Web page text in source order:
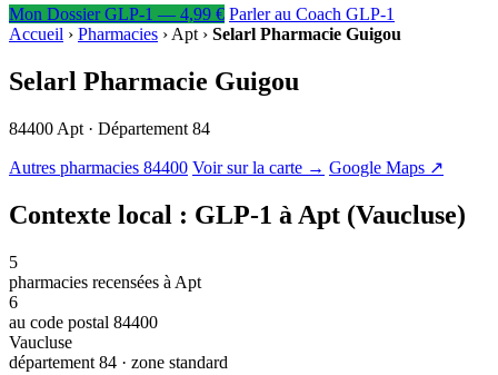
Mon Dossier GLP-1 — 4,99 € Parler au Coach GLP-1
Accueil › Pharmacies › Apt › Selarl Pharmacie Guigou
Selarl Pharmacie Guigou
84400 Apt · Département 84
Autres pharmacies 84400 Voir sur la carte → Google Maps ↗
Contexte local : GLP-1 à Apt (Vaucluse)
5
pharmacies recensées à Apt
6
au code postal 84400
Vaucluse
département 84 · zone standard